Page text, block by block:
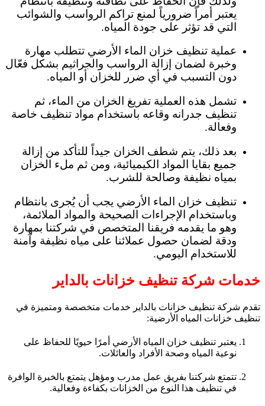
يعتبر أمراً ضرورياً لمنع تراكم الرواسب والشوائب
التي قد تؤثر على جودة المياه.
عملية تنظيف خزان الماء الأرضي تتطلب مهارة
وخبرة لضمان إزالة الرواسب والجراثيم بشكل فعّال
دون التسبب في أي ضرر للخزان أو المياه.
تشمل هذه العملية تفريغ الخزان من الماء، ثم
تنظيف جدرانه وقاعه باستخدام مواد تنظيف خاصة
وفعالة.
بعد ذلك، يتم شطف الخزان جيداً للتأكد من إزالة
جميع بقايا المواد الكيميائية، ومن ثم ملء الخزان
بمياه نظيفة وصالحة للشرب.
تنظيف خزان الماء الأرضي يجب أن يُجرى بانتظام
وباستخدام الإجراءات الصحيحة والمواد الملائمة،
وهو ما يقدمه فريقنا المتخصص في شركتنا بمهارة
ودقة لضمان حصول عملائنا على مياه نظيفة وآمنة
للاستخدام اليومي.
خدمات شركة تنظيف خزانات بالداير
تقدم شركة تنظيف خزانات بالداير خدمات متخصصة ومتميزة في
تنظيف خزانات المياه الأرضية:
يعتبر تنظيف خزان المياه الأرضي أمرًا حيويًا للحفاظ على
نوعية المياه وصحة الأفراد والعائلات.
تتمتع شركتنا بفريق عمل مدرب ومؤهل يتمتع بالخبرة الوافرة
في تنظيف هذا النوع من الخزانات بكفاءة وفعالية.